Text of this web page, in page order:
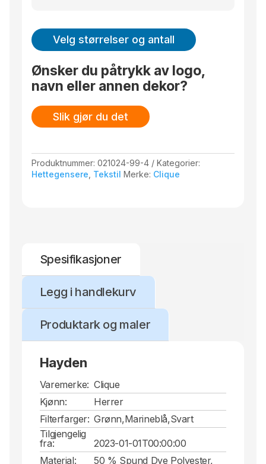
Velg størrelser og antall
Ønsker du påtrykk av logo,
navn eller annen dekor?
Slik gjør du det
Produktnummer:021024-99-4
Kategorier:
Hettegensere Tekstil Merke: Clique
Spesifikasjoner
Legg i handlekurv
Produktark og maler
Hayden
Varemerke: Clique
Kjønn:
Herrer
Filterfarger: Grønn,Marineblå,Svart
Tilgjengelig
fra:
2023-01-01T00:00:00
Material:
50 % Spund Dye Polyester,